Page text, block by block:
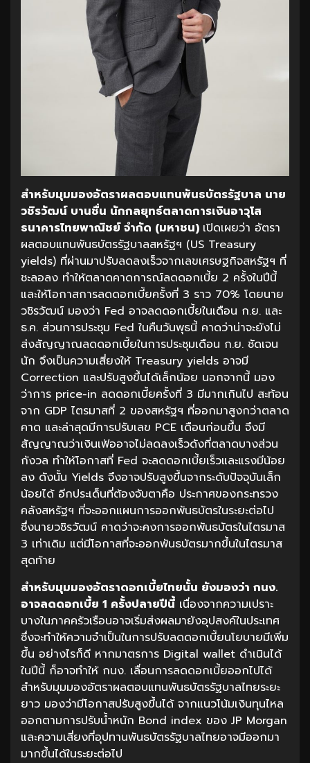
สำหรับมุมมองอัตราผลตอบแทนพันธบัตรรัฐบาล นาย
วชิรวัฒน์ บานชื่น นักกลยุทธ์ตลาดการเงินอาวุโส
ธนาคารไทยพาณิชย์ จำกัด (มหาชน) เปิดเผยว่า อัตรา
ผลตอบแทนพันธบัตรรัฐบาลสหรัฐฯ (US Treasury
yields) ที่ผ่านมาปรับลดลงเร็วจากเลขเศรษฐกิจสหรัฐฯ ที่
ชะลอลง ทำให้ตลาดคาดการณ์ลดดอกเบี้ย 2 ครั้งในปีนี้
และให้โอกาสการลดดอกเบี้ยครั้งที่ 3 ราว 70% โดยนาย
วชิรวัฒน์ มองว่า Fed อาจลดดอกเบี้ยในเดือน ก.ย. และ
ธ.ค. ส่วนการประชุม Fed ในคืนวันพุธนี้ คาดว่าน่าจะยังไม่
ส่งสัญญาณลดดอกเบี้ยในการประชุมเดือน ก.ย. ชัดเจน
นัก จึงเป็นความเสี่ยงให้ Treasury yields อาจมี
Correction และปรับสูงขึ้นได้เล็กน้อย นอกจากนี้ มอง
ว่าการ price-in ลดดอกเบี้ยครั้งที่ 3 มีมากเกินไป สะท้อน
จาก GDP ไตรมาสที่ 2 ของสหรัฐฯ ที่ออกมาสูงกว่าตลาด
คาด และล่าสุดมีการปรับเลข PCE เดือนก่อนขึ้น จึงมี
สัญญาณว่าเงินเฟ้ออาจไม่ลดลงเร็วดังที่ตลาดบางส่วน
กังวล ทำให้โอกาสที่ Fed จะลดดอกเบี้ยเร็วและแรงมีน้อย
ลง ดังนั้น Yields จึงอาจปรับสูงขึ้นจากระดับปัจจุบันเล็ก
น้อยได้ อีกประเด็นที่ต้องจับตาคือ ประกาศของกระทรวง
คลังสหรัฐฯ ที่จะออกแผนการออกพันธบัตรในระยะต่อไป
ซึ่งนายวชิรวัฒน์ คาดว่าจะคงการออกพันธบัตรในไตรมาส
3 เท่าเดิม แต่มีโอกาสที่จะออกพันธบัตรมากขึ้นในไตรมาส
สุดท้าย
สำหรับมุมมองอัตราดอกเบี้ยไทยนั้น ยังมองว่า กนง.
อาจลดดอกเบี้ย 1 ครั้งปลายปีนี้ เนื่องจากความเปราะ
บางในภาคครัวเรือนอาจเริ่มส่งผลมายังอุปสงค์ในประเทศ
ซึ่งจะทำให้ความจำเป็นในการปรับลดดอกเบี้ยนโยบายมีเพิ่ม
ขึ้น อย่างไรก็ดี หากมาตรการ Digital wallet ดำเนินได้
ในปีนี้ ก็อาจทำให้ กนง. เลื่อนการลดดอกเบี้ยออกไปได้
สำหรับมุมมองอัตราผลตอบแทนพันธบัตรรัฐบาลไทยระยะ
ยาว มองว่ามีโอกาสปรับสูงขึ้นได้ จากแนวโน้มเงินทุนไหล
ออกตามการปรับน้ำหนัก Bond index ของ JP Morgan
และความเสี่ยงที่อุปทานพันธบัตรรัฐบาลไทยอาจมีออกมา
มากขึ้นได้ในระยะต่อไป